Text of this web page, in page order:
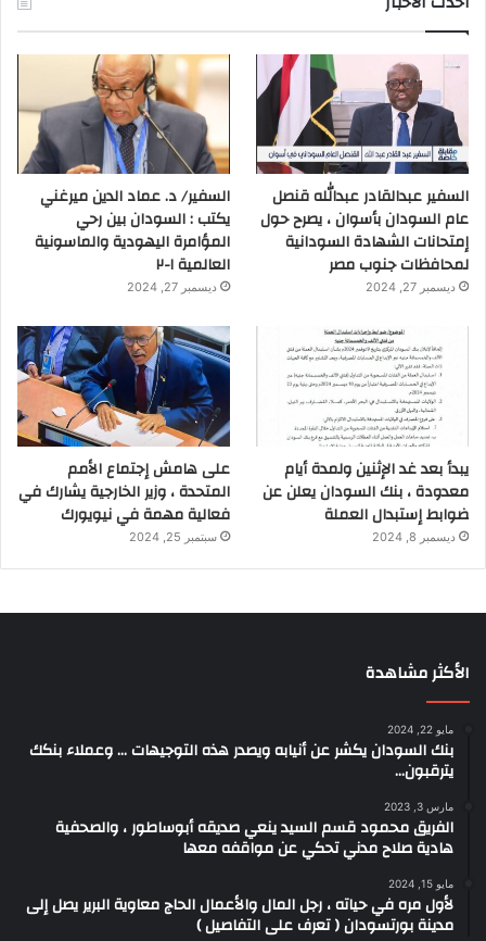
السفير عبدالقادر عبدالله قنصل
عام السودان بأسوان ، يصرح حول
إمتحانات الشهادة السودانية
لمحافظات جنوب مصر
ديسمبر 27, 2024
السفير/ د. عماد الدين ميرغني
يكتب : السودان بين رحي
المؤامرة اليهودية والماسونية
العالمية ١-٢
ديسمبر 27, 2024
يبدأ بعد غد الإثنين ولمدة أيام
معدودة ، بنك السودان يعلن عن
ضوابط إستبدال العملة
ديسمبر 8, 2024
على هامش إجتماع الأمم
المتحدة ، وزير الخارجية يشارك في
فعالية مهمة في نيويورك
سبتمبر 25, 2024
الأكثر مشاهدة
مايو 22, 2024
بنك السودان يكشر عن أنيابه ويصدر هذه التوجيهات … وعملاء بنكك
يترقبون…
مارس 3, 2023
الفريق محمود قسم السيد ينعي صديقه أبوساطور ، والصحفية
هادية صلاح مدني تحكي عن مواقفه معها
مايو 15, 2024
لأول مره في حياته ، رجل المال والأعمال الحاج معاوية البرير يصل إلى
مدينة بورتسودان ( تعرف على التفاصيل )